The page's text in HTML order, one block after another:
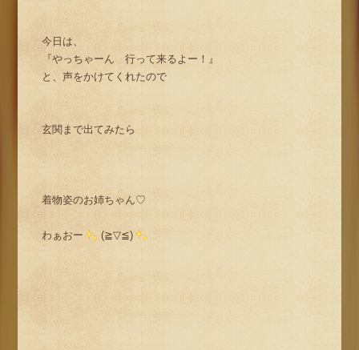
今日は、
『やっちゃーん 行って来るよー！』
と、声をかけてくれたので
玄関まで出てみたら
着物姿のお姉ちゃん♡
わぁおー (≧▽≦)